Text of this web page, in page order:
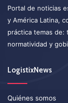
Portal de noticias
y América Latina,
práctica temas
normatividad y
LogistixNews
Quiénes somos